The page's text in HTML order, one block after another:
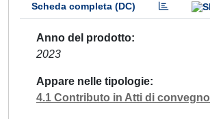
Scheda completa (DC)
Anno del prodotto
2023
Appare nelle tipologie
4.1 Contributo in Atti di convegno